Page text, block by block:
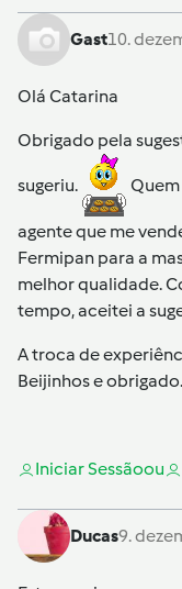
Gast10.
Olá Catarina
Obrigado pela
sugeriu. Quem
agente que me
Fermipan para a
melhor qualidade.
tempo, aceitei a
A troca de
Beijinhos e obrigado.
Iniciar Sessãoou
Ducas9.